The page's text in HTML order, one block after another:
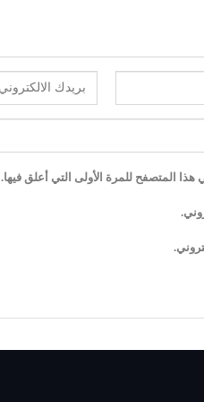
المتصفح للمرة الأولى التي أعلق فيها.